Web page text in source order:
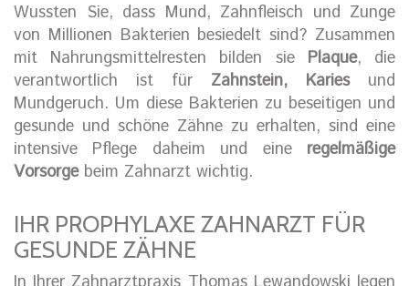
Wussten Sie, dass Mund, Zahnfleisch und Zunge
von Millionen Bakterien besiedelt sind? Zusammen
mit Nahrungsmittelresten bilden sie Plaque, die
verantwortlich ist für Zahnstein, Kariesund
Mundgeruch. Um diese Bakterien zu beseitigen und
gesunde und schöne Zähne zu erhalten, sind eine
intensive Pflege daheim und eine regelmäßige
Vorsorgebeim Zahnarzt wichtig.
IHR PROPHYLAXE ZAHNARZT FÜR
GESUNDE ZÄHNE